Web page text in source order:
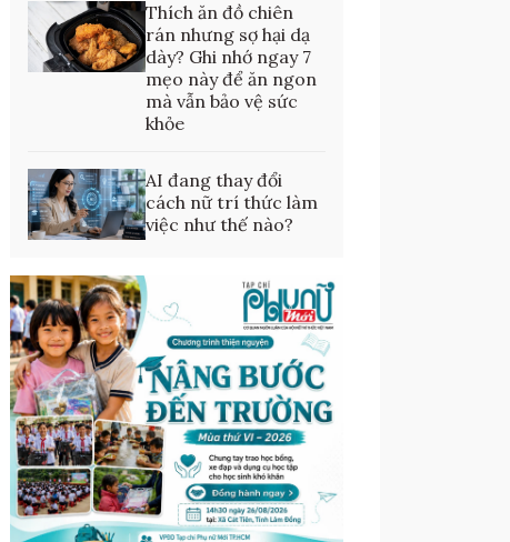
Thích ăn đồ chiên
rán nhưng sợ hại dạ
dày? Ghi nhớ ngay 7
mẹo này để ăn ngon
mà vẫn bảo vệ sức
khỏe
AI đang thay đổi
cách nữ trí thức làm
việc như thế nào?